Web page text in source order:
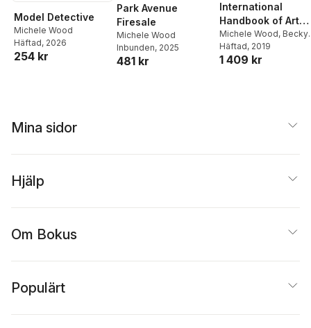
Model Detective
Michele Wood
Häftad, 2026
254 kr
Park Avenue
Firesale
Michele Wood
Inbunden, 2025
481 kr
International
Handbook of Art
Therapy in
Palliative and
Bereavement Care
Michele Wood, Becky
Jacobson,Hannah
Cridford
Häftad, 2019
1 409 kr
Mina sidor
Hjälp
Om Bokus
Populärt